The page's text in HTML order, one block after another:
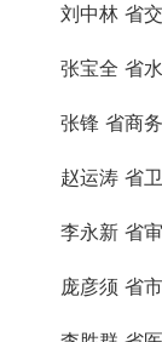
刘中林 省交
张宝全 省水
张锋 省商务
赵运涛 省卫
李永新 省审
庞彦须 省市